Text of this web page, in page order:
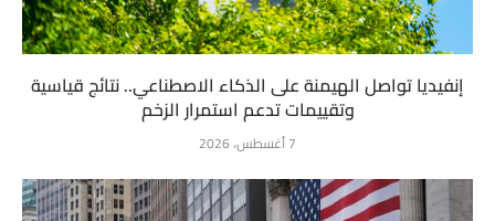
إنفيديا تواصل الهيمنة على الذكاء الاصطناعي.. نتائج قياسية
وتقييمات تدعم استمرار الزخم
7 أغسطس، 2026